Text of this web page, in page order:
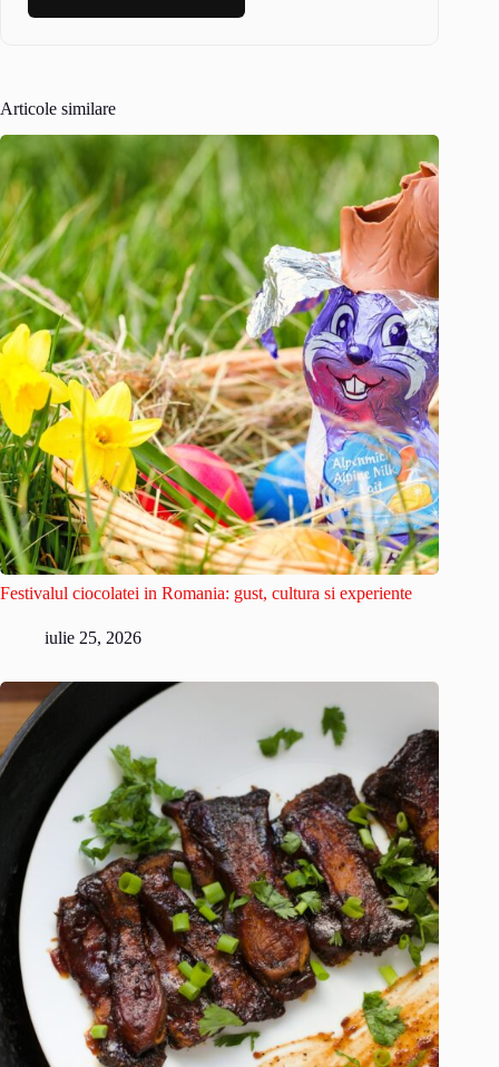
Articole similare
Festivalul ciocolatei in Romania: gust, cultura si experiente
iulie 25, 2026